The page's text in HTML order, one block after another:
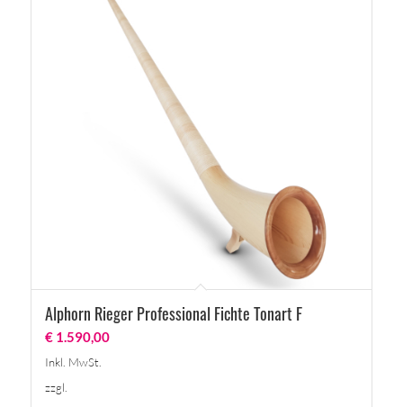
Alphorn Rieger Professional Fichte Tonart F
€1.590,00
Inkl. MwSt.
zzgl.